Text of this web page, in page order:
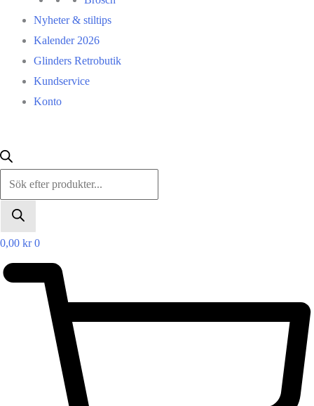
Nyheter & stiltips
Kalender 2026
Glinders Retrobutik
Kundservice
Konto
Products
search
0,00 kr 0